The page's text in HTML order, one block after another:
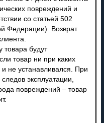
повреждений и
со статьей 502
Федерации). Возврат
товара будут
товар ни при каких
не устанавливался. При
эксплуатации,
повреждений – товар